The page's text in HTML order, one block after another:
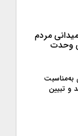
مردم
وحدت
به‌مناسبت
و تبیین